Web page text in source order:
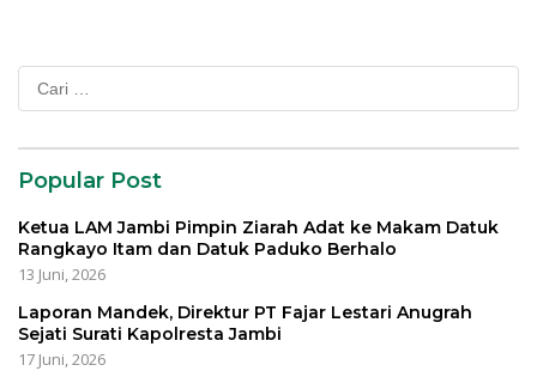
Popular Post
Ketua LAM Jambi Pimpin Ziarah Adat ke Makam Datuk
Rangkayo Itam dan Datuk Paduko Berhalo
13 Juni, 2026
Laporan Mandek, Direktur PT Fajar Lestari Anugrah
Sejati Surati Kapolresta Jambi
17 Juni, 2026